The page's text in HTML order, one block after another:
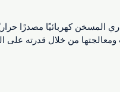
المسخن كهربائيًا مصدرًا
ومعالجتها من خلال قدرته